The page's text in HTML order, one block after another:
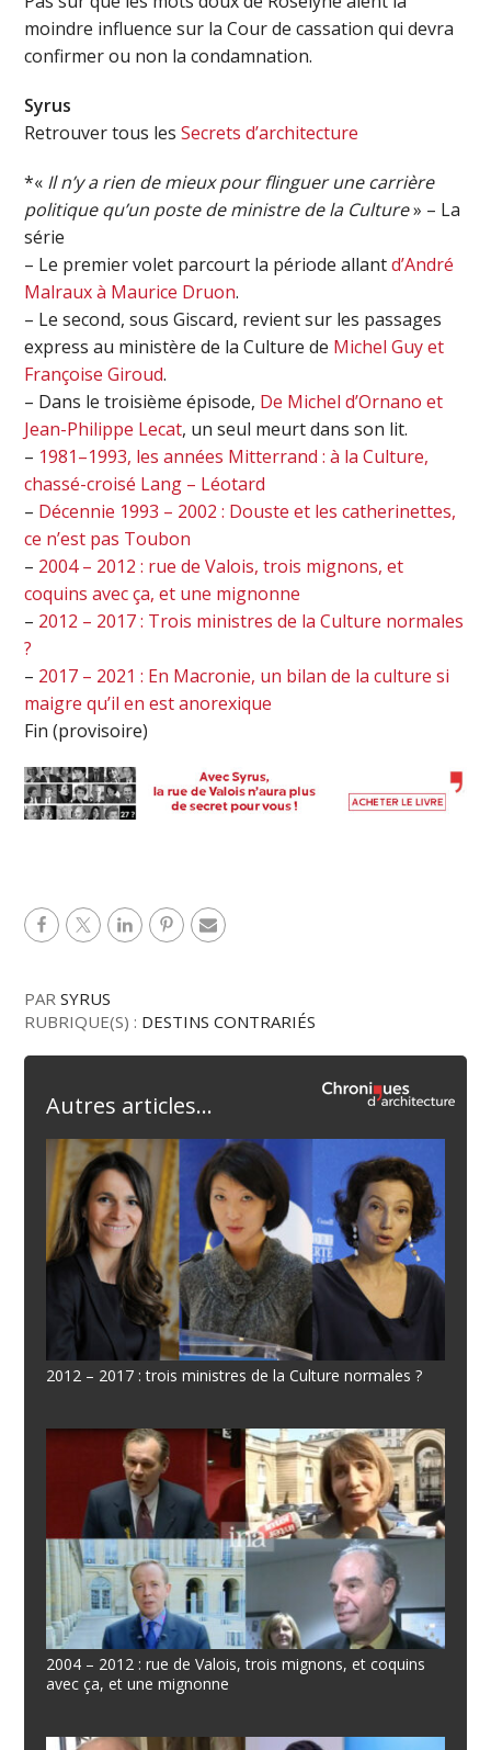
moindre influence sur la Cour de cassation qui devra
confirmer ou non la condamnation.
Syrus
Retrouver tous lesSecrets d’architecture
*« Il n’y a rien de mieux pour flinguer une carrière
politique qu’un poste de ministre de la Culture» – La
série
– Le premier volet parcourt la période allantd’André
Malraux à Maurice Druon.
– Le second, sous Giscard, revient sur les passages
express au ministère de la Culture de Michel Guy et
Françoise Giroud.
– Dans le troisième épisode, De Michel d’Ornano et
Jean-Philippe Lecat, un seul meurt dans son lit.
– 1981–1993, les années Mitterrand : à la Culture,
chassé-croisé Lang – Léotard
– Décennie 1993 – 2002 : Douste et les catherinettes,
ce n’est pas Toubon
– 2004 – 2012 : rue de Valois, trois mignons, et
coquins avec ça, et une mignonne
– 2012 – 2017 : Trois ministres de la Culture normales
?
– 2017 – 2021 : En Macronie, un bilan de la culture si
maigre qu’il en est anorexique
Fin (provisoire)
PARSYRUS
RUBRIQUE(S) : DESTINS CONTRARIÉS
Autres articles...
2012 – 2017 : trois ministres de la Culture normales ?
2004 – 2012 : rue de Valois, trois mignons, et coquins
avec ça, et une mignonne